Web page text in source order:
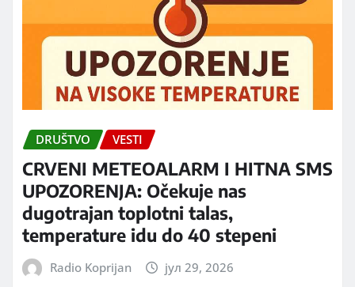
DRUŠTVO VESTI
CRVENI METEOALARM I HITNA SMS
UPOZORENJA: Očekuje nas
dugotrajan toplotni talas,
temperature idu do 40 stepeni
Radio Koprijan јул 29, 2026